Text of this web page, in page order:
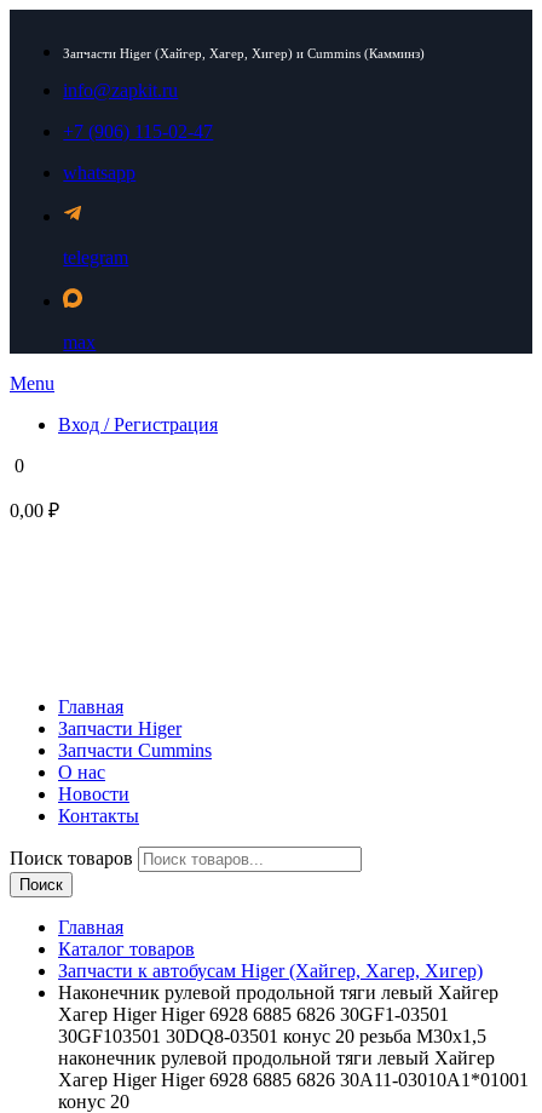
Запчасти Higer (Хайгер, Хагер, Хигер) и Cummins (Камминз)
info@zapkit.ru
+7 (906) 115-02-47
whatsapp
telegram
max
Menu
Вход / Регистрация
0
0,00 ₽
Главная
Запчасти Higer
Запчасти Cummins
О нас
Новости
Контакты
Поиск товаров
Поиск
Главная
Каталог товаров
Запчасти к автобусам Higer (Хайгер, Хагер, Хигер)
Наконечник рулевой продольной тяги левый Хайгер
Хагер Higer Higer 6928 6885 6826 30GF1-03501
30GF103501 30DQ8-03501 конус 20 резьба M30x1,5
наконечник рулевой продольной тяги левый Хайгер
Хагер Higer Higer 6928 6885 6826 30A11-03010A1*01001
конус 20